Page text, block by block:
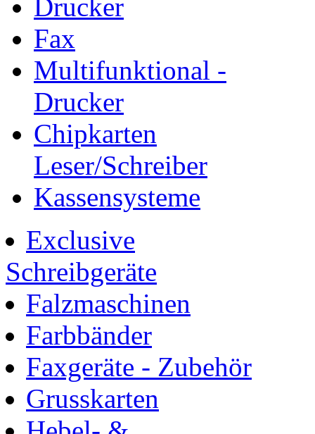
Drucker
Fax
Multifunktional -
Drucker
Chipkarten
Leser/Schreiber
Kassensysteme
Exclusive
Schreibgeräte
Falzmaschinen
Farbbänder
Faxgeräte - Zubehör
Grusskarten